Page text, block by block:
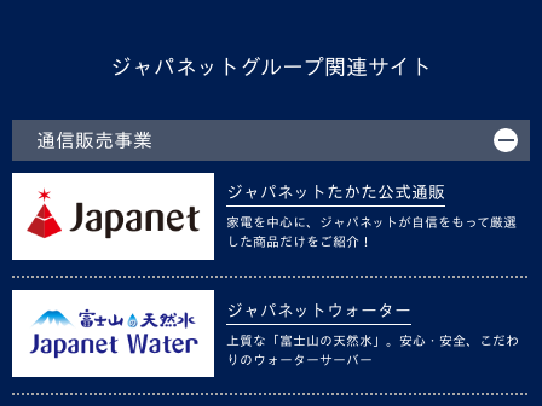
ジャパネットグループ関連サイト
通信販売事業
ジャパネットたかた公式通販
家電を中心に、ジャパネットが自信をもって厳選
した商品だけをご紹介！
ジャパネットウォーター
上質な「富士山の天然水」。安心・安全、こだわ
りのウォーターサーバー